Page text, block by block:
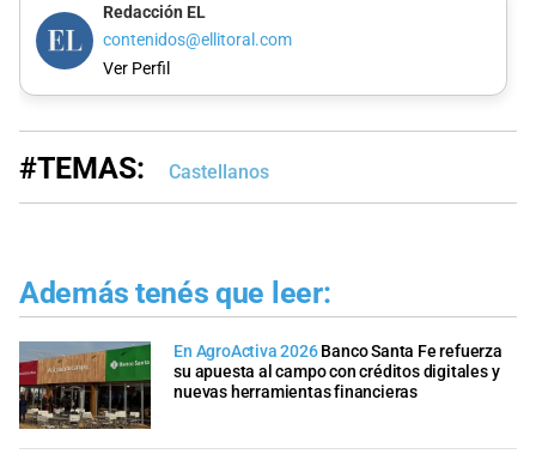
Redacción EL
contenidos@ellitoral.com
Ver Perfil
#TEMAS: Castellanos
Además tenés que leer:
En AgroActiva 2026 Banco Santa Fe refuerza
su apuesta al campo con créditos digitales y
nuevas herramientas financieras